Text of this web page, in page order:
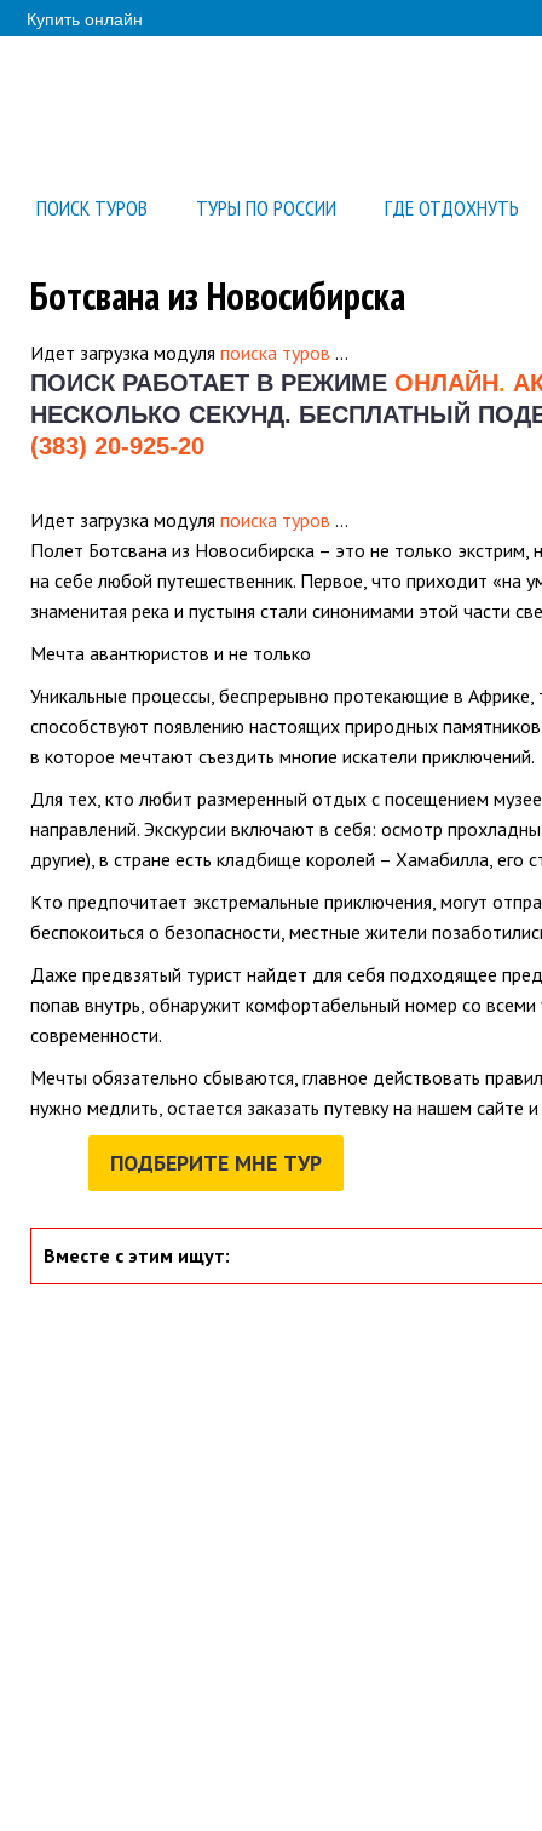
Купить онлайн
ПОИСК ТУРОВ ТУРЫ ПО РОССИИ ГДЕ ОТДОХНУТЬ
Ботсвана из Новосибирска
Идет загрузка модуля поиска туров …
ПОИСК РАБОТАЕТ В РЕЖИМЕ ОНЛАЙН.
НЕСКОЛЬКО СЕКУНД. БЕСПЛАТНЫЙ
(383) 20-925-20
Идет загрузка модуля поиска туров …
Полет Ботсвана из Новосибирска – это не только
на себе любой путешественник. Первое, что приходит «на
знаменитая река и пустыня стали синонимами этой части
Мечта авантюристов и не только
Уникальные процессы, беспрерывно протекающие в Африке,
способствуют появлению настоящих природных
в которое мечтают съездить многие искатели приключений.
Для тех, кто любит размеренный отдых с посещением
направлений. Экскурсии включают в себя: осмотр
другие), в стране есть кладбище королей – Хамабилла, его
Кто предпочитает экстремальные приключения, могут
беспокоиться о безопасности, местные жители
Даже предвзятый турист найдет для себя подходящее
попав внутрь, обнаружит комфортабельный номер со
современности.
Мечты обязательно сбываются, главное действовать
нужно медлить, остается заказать путевку на нашем сайте
ПОДБЕРИТЕ МНЕ ТУР
Вместе с этим ищут: